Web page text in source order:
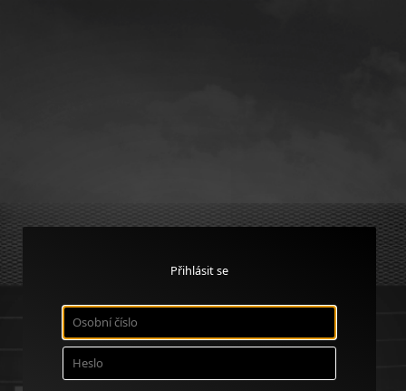
Přihlásit se